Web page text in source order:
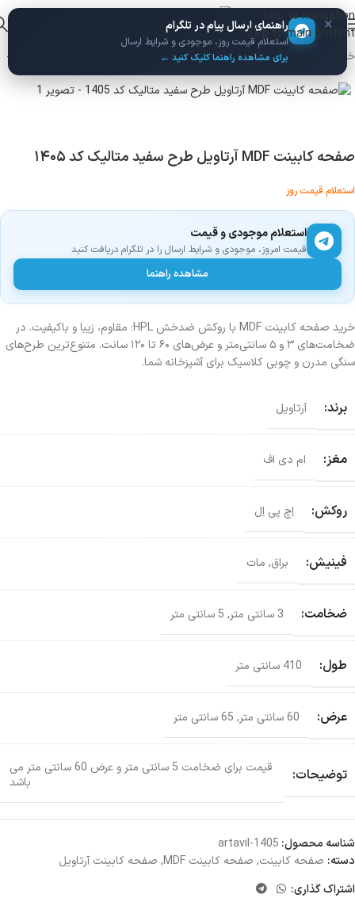
Skip to navigation
Skip to main content
خانه
صفحه کابینت/صفحه کابینت MDF /صفحه کابینت آرتاویل
صفحه کابینت MDF آرتاویل طرح سفید متالیک کد ۱۴۰۵
استعلام قیمت روز
استعلام موجودی و قیمت
قیمت امروز، موجودی و شرایط ارسال را در تلگرام دریافت کنید
مشاهده راهنما
خرید صفحه کابینت MDF با روکش ضدخش HPL؛ مقاوم، زیبا و باکیفیت. در
ضخامت‌های ۳ و ۵ سانتی‌متر و عرض‌های ۶۰ تا ۱۲۰ سانت. متنوع‌ترین طرح‌های
سنگی مدرن و چوبی کلاسیک برای آشپزخانه شما.
برند: آرتاویل
مغز: ام دی اف
روکش: اِچ پی اِل
فینیش: براق, مات
ضخامت: 3 سانتی متر , 5 سانتی متر
طول: 410 سانتی متر
عرض: 60 سانتی متر , 65 سانتی متر
توضیحات:
قیمت برای ضخامت 5 سانتی متر و عرض 60 سانتی متر می
باشد
شناسه محصول: artavil-1405
دسته: صفحه کابینت, صفحه کابینت MDF , صفحه کابینت آرتاویل
اشتراک گذاری:
× راهنمای ارسال پیام در تلگرام
استعلام قیمت روز، موجودی و شرایط ارسال
برای مشاهده راهنما کلیک کنید ←